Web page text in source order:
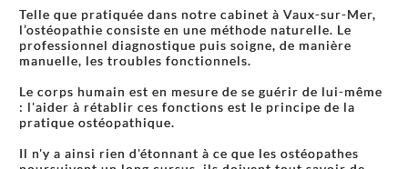
Telle que pratiquée dans notre cabinet à Vaux-sur-Mer,
l’ostéopathie consiste en une méthode naturelle. Le
professionnel diagnostique puis soigne, de manière
manuelle, les troubles fonctionnels.
Le corps humain est en mesure de se guérir de lui-même
: l'aider à rétablir ces fonctions est le principe de la
pratique ostéopathique.
Il n'y a ainsi rien d'étonnant à ce que les ostéopathes